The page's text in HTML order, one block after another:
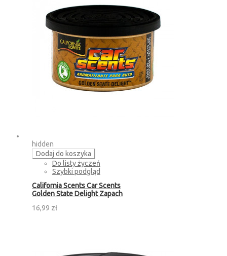
hidden
Dodaj do koszyka
Do listy życzeń
Szybki podgląd
California Scents Car Scents
Golden State Delight Zapach
16,99 zł